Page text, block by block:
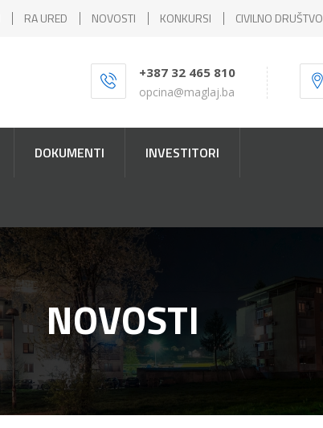
RA URED NOVOSTI KONKURSI CIVILNO DRUŠTVO
+387 32 465 810
opcina@maglaj.ba
DOKUMENTI INVESTITORI
NOVOSTI